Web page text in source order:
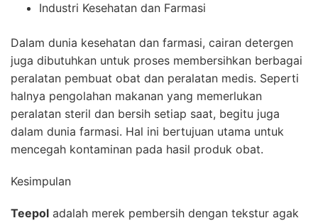
Industri Kesehatan dan Farmasi
Dalam dunia kesehatan dan farmasi, cairan detergen
juga dibutuhkan untuk proses membersihkan berbagai
peralatan pembuat obat dan peralatan medis. Seperti
halnya pengolahan makanan yang memerlukan
peralatan steril dan bersih setiap saat, begitu juga
dalam dunia farmasi. Hal ini bertujuan utama untuk
mencegah kontaminan pada hasil produk obat.
Kesimpulan
Teepol adalah merek pembersih dengan tekstur agak